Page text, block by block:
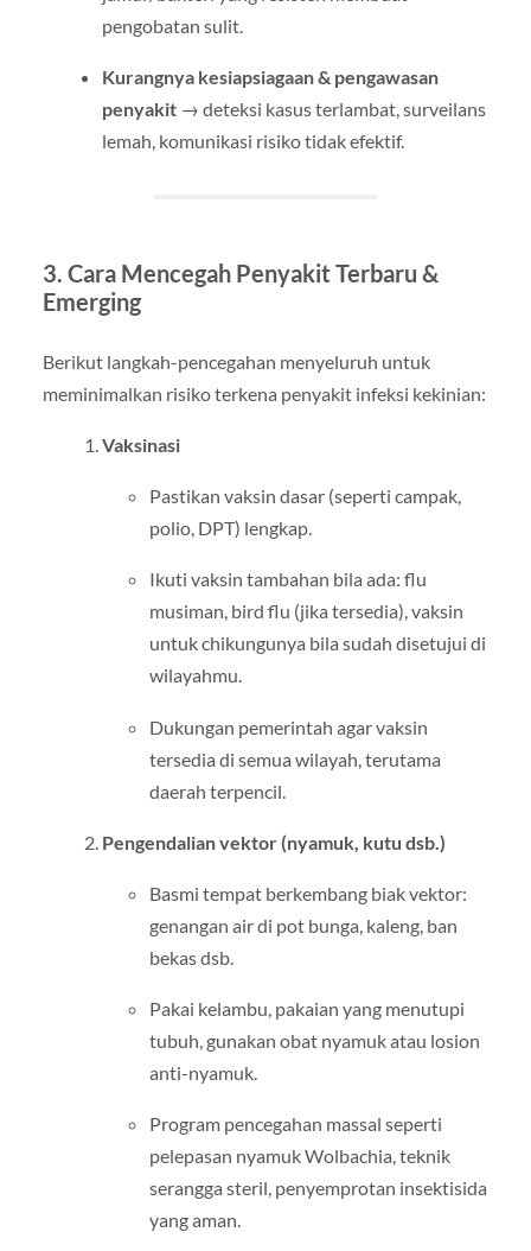
pengobatan sulit.
Kurangnya kesiapsiagaan & pengawasan
penyakit→ deteksi kasus terlambat, surveilans
lemah, komunikasi risiko tidak efektif.
3. Cara Mencegah Penyakit Terbaru &
Emerging
Berikut langkah-pencegahan menyeluruh untuk
meminimalkan risiko terkena penyakit infeksi kekinian:
Vaksinasi
Pastikan vaksin dasar (seperti campak,
polio, DPT) lengkap.
Ikuti vaksin tambahan bila ada: flu
musiman, bird flu (jika tersedia), vaksin
untuk chikungunya bila sudah disetujui di
wilayahmu.
Dukungan pemerintah agar vaksin
tersedia di semua wilayah, terutama
daerah terpencil.
Pengendalian vektor (nyamuk, kutu dsb.)
Basmi tempat berkembang biak vektor:
genangan air di pot bunga, kaleng, ban
bekas dsb.
Pakai kelambu, pakaian yang menutupi
tubuh, gunakan obat nyamuk atau losion
anti-nyamuk.
Program pencegahan massal seperti
pelepasan nyamuk Wolbachia, teknik
serangga steril, penyemprotan insektisida
yang aman.